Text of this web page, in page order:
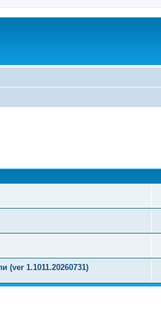
(ver 1.1011.20260731)